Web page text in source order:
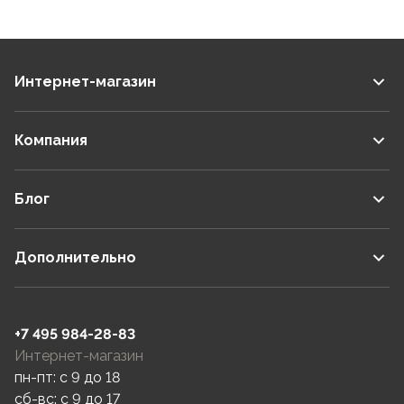
Интернет-магазин
Компания
Блог
Дополнительно
+7 495 984-28-83
Интернет-магазин
пн-пт: c 9 до 18
сб-вс: c 9 до 17